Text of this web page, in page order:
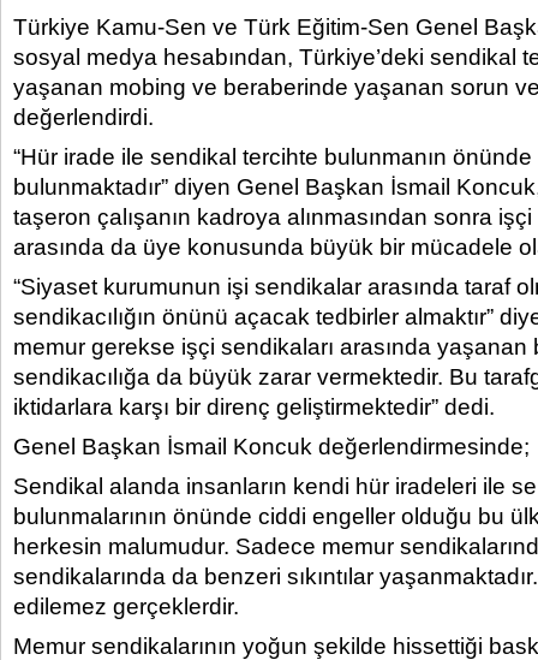
Türkiye Kamu-Sen ve Türk Eğitim-Sen Genel
sosyal medya hesabından, Türkiye’deki sendikal
yaşanan mobing ve beraberinde yaşanan sorun ve
değerlendirdi.
“Hür irade ile sendikal tercihte bulunmanın
bulunmaktadır” diyen Genel Başkan İsmail
taşeron çalışanın kadroya alınmasından sonra
arasında da üye konusunda büyük bir mücadele
“Siyaset kurumunun işi sendikalar arasında taraf
sendikacılığın önünü açacak tedbirler almaktır”
memur gerekse işçi sendikaları arasında yaşanan
sendikacılığa da büyük zarar vermektedir. Bu
iktidarlara karşı bir direnç geliştirmektedir” dedi.
Genel Başkan İsmail Koncuk değerlendirmesinde;
Sendikal alanda insanların kendi hür iradeleri ile
bulunmalarının önünde ciddi engeller olduğu bu
herkesin malumudur. Sadece memur
sendikalarında da benzeri sıkıntılar
edilemez gerçeklerdir.
Memur sendikalarının yoğun şekilde hissettiği